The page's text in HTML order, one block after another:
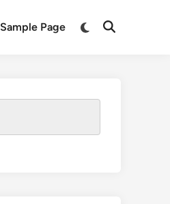
Sample Page
Switch
Open